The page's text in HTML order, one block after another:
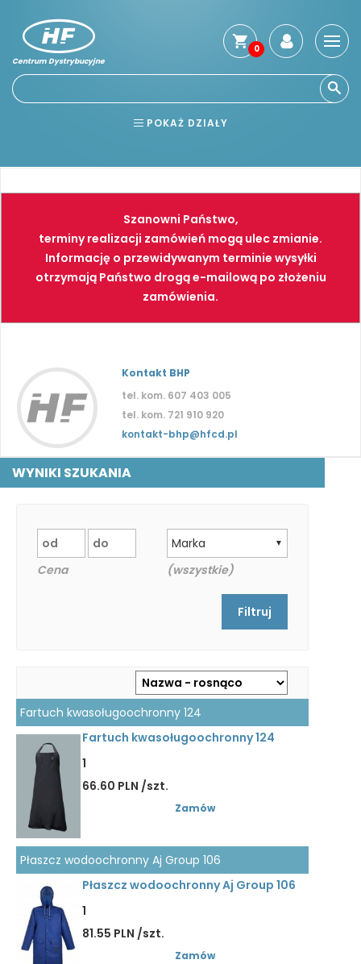
Centrum Dystrybucyjne
0
POKAŻ DZIAŁY
NARZĘDZIA SPAWALNICTWO
FARBY PNEUMATYKA
Szanowni Państwo,
terminy realizacji zamówień mogą ulec zmianie.
Informację o przewidywanym terminie wysyłki
otrzymają Państwo drogą e-mailową po złożeniu
zamówienia.
Kontakt BHP
tel. kom. 607 403 005
tel. kom. 721 910 920
kontakt-bhp@hfcd.pl
WYNIKI SZUKANIA
Cena
▼
Marka
(wszystkie)
Fartuch kwasoługoochronny 124
Fartuch kwasoługoochronny 124
1
66.60 PLN /szt.
Zamów
Płaszcz wodoochronny Aj Group 106
Płaszcz wodoochronny Aj Group 106
1
81.55 PLN /szt.
Zamów